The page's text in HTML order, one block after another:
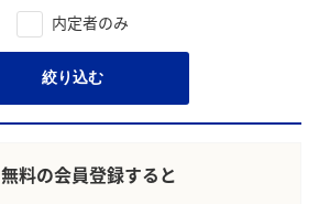
内定者のみ
絞り込む
無料の会員登録すると